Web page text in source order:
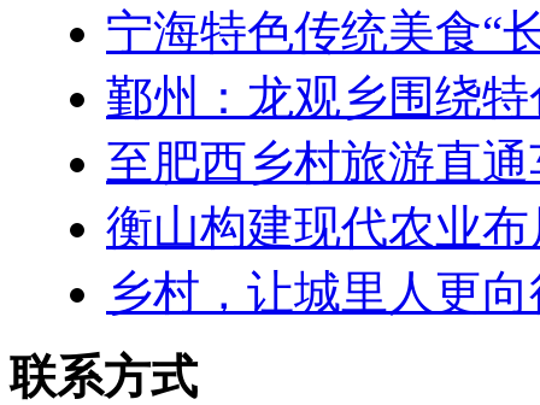
宁海特色传统美食“
鄞州：龙观乡围绕
至肥西乡村旅游直
衡山构建现代农业布
乡村，让城里人更
联系方式